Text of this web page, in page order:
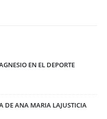
EN EL DEPORTE
DE ANA MARIA LAJUSTICIA